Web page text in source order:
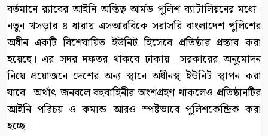
বর্তমানে র‍্যাবের আইনি অস্তিত্ব আর্মড পুলিশ ব্যাটালিয়নের মধ্যে।
নতুন খসড়ার ৪ ধারায় এসআরবিকে সরাসরি বাংলাদেশ পুলিশের
অধীন একটি বিশেষায়িত ইউনিট হিসেবে প্রতিষ্ঠার প্রস্তাব করা
হয়েছে। এর সদর দফতর থাকবে ঢাকায়। সরকারের অনুমোদন
নিয়ে প্রয়োজনে দেশের অন্য স্থানে অধীনস্থ ইউনিট স্থাপন করা
যাবে। অর্থাৎ জনবলে বহুবাহিনীর অংশগ্রহণ থাকলেও প্রতিষ্ঠানটির
আইনি পরিচয় ও কমান্ড আরও স্পষ্টভাবে পুলিশকেন্দ্রিক করা
হচ্ছে।